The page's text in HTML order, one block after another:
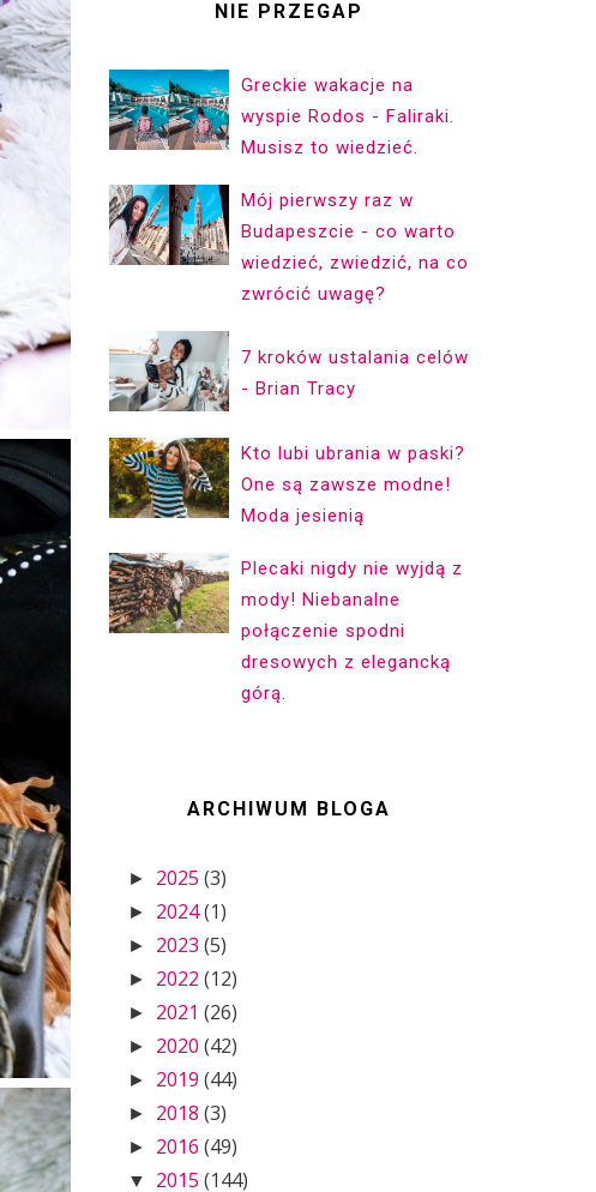
NIE PRZEGAP
Greckie wakacje na
wyspie Rodos - Faliraki.
Musisz to wiedzieć.
Mój pierwszy raz w
Budapeszcie - co warto
wiedzieć, zwiedzić, na co
zwrócić uwagę?
7 kroków ustalania celów
- Brian Tracy
Kto lubi ubrania w paski?
One są zawsze modne!
Moda jesienią
Plecaki nigdy nie wyjdą z
mody! Niebanalne
połączenie spodni
dresowych z elegancką
górą.
ARCHIWUM BLOGA
► 2025 (3)
► 2024(1)
► 2023 (5)
► 2022 (12)
► 2021 (26)
► 2020 (42)
► 2019 (44)
► 2018 (3)
► 2016 (49)
▼ 2015 (144)